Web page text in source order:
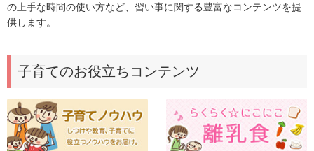
の上手な時間の使い方など、習い事に関する豊富なコンテンツを提
供します。
子育てのお役立ちコンテンツ